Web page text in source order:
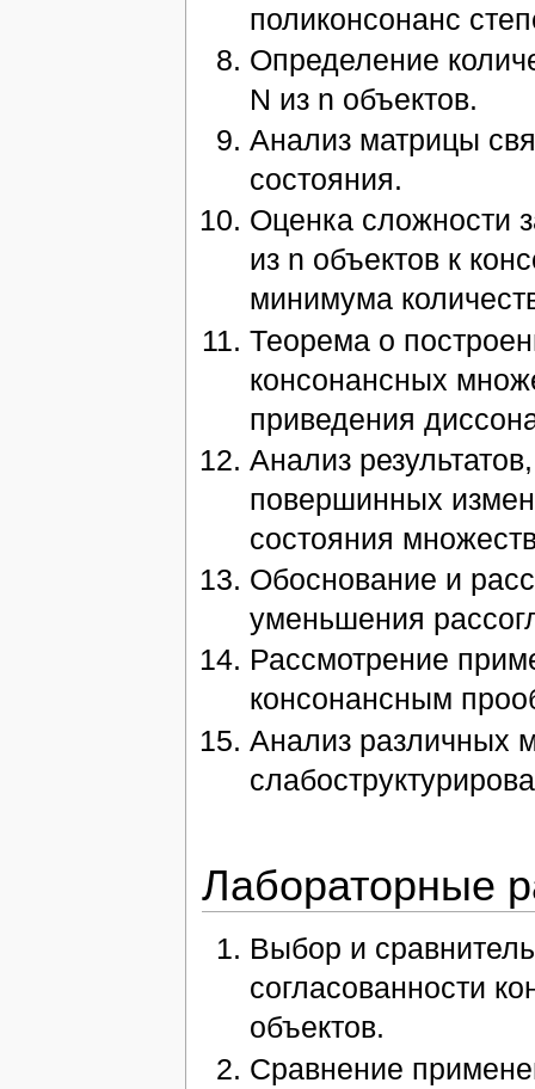
поликонсонанс
Определение
N из n объектов.
Анализ матрицы
состояния.
Оценка сложности
из n объектов к
минимума
Теорема о
консонансных
приведения
Анализ
повершинных
состояния
Обоснование и
уменьшения
Рассмотрение
консонансным
Анализ различных
Лабораторные
Выбор и
согласованности
объектов.
Сравнение